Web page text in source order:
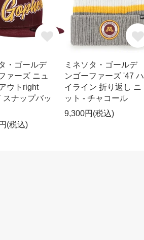
・ゴールデ
ァーズ ニュ
ウトright
スナップバッ
(税込)
ミネソタ・ゴールデ
ンゴーファーズ '47 ハ
イライン 折り返し ニ
ット - チャコール
9,300円(税込)